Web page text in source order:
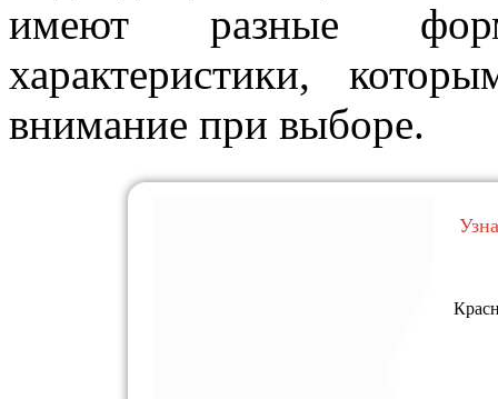
имеют разные
характеристики,
внимание при выборе.